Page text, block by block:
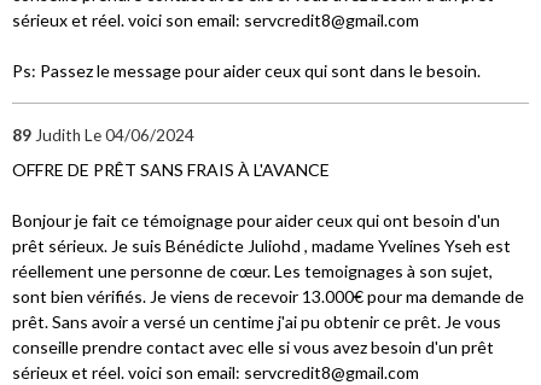
sérieux et réel. voici son email: servcredit8@gmail.com
Ps: Passez le message pour aider ceux qui sont dans le besoin.
89 Judith Le 04/06/2024
OFFRE DE PRÊT SANS FRAIS À L'AVANCE
Bonjour je fait ce témoignage pour aider ceux qui ont besoin d'un
prêt sérieux. Je suis Bénédicte Juliohd , madame Yvelines Yseh est
réellement une personne de cœur. Les temoignages à son sujet,
sont bien vérifiés. Je viens de recevoir 13.000€ pour ma demande de
prêt. Sans avoir a versé un centime j'ai pu obtenir ce prêt. Je vous
conseille prendre contact avec elle si vous avez besoin d'un prêt
sérieux et réel. voici son email: servcredit8@gmail.com